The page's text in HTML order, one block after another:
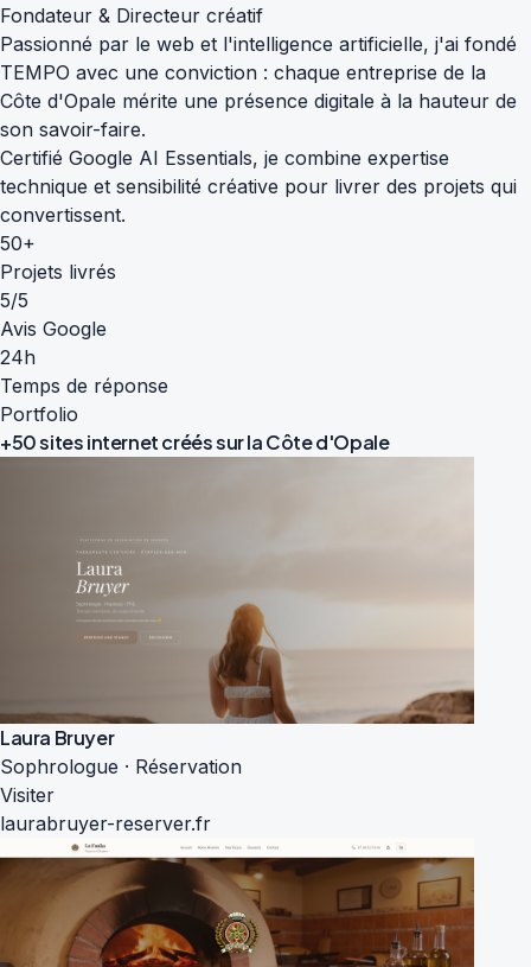
Fondateur & Directeur créatif
Passionné par le web et l'intelligence artificielle, j'ai fondé
TEMPO avec une conviction : chaque entreprise de la
Côte d'Opale mérite une présence digitale à la hauteur de
son savoir-faire.
Certifié Google AI Essentials, je combine expertise
technique et sensibilité créative pour livrer des projets qui
convertissent.
50+
Projets livrés
5/5
Avis Google
24h
Temps de réponse
Portfolio
+50 sites internet créés sur laCôte d'Opale
Laura Bruyer
Sophrologue · Réservation
Visiter
laurabruyer-reserver.fr